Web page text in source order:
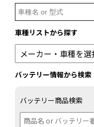
Search
for:
車種リストから探す
バッテリー情報から検索
バッテリー商品検索